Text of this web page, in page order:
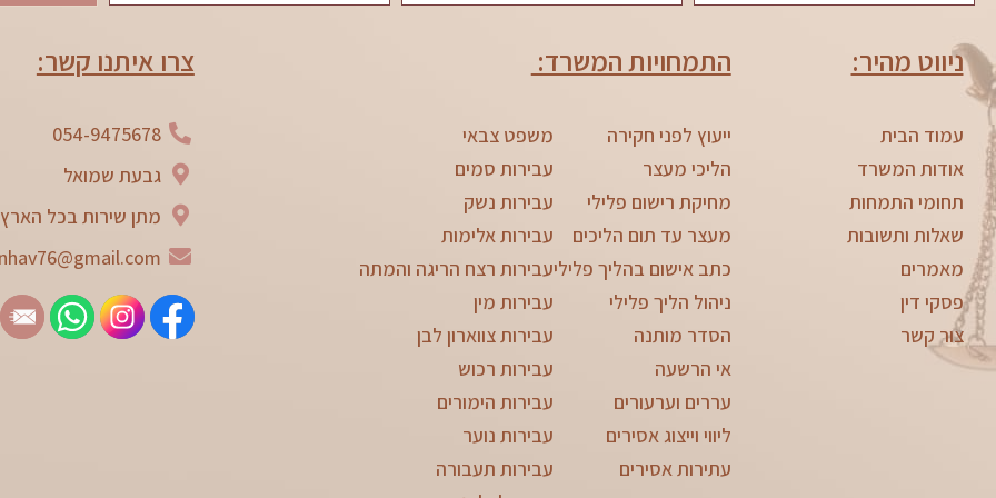
ניווט מהיר:
עמוד הבית
אודות המשרד
תחומי התמחות
שאלות ותשובות
מאמרים
פסקי דין
צור קשר
התמחויות המשרד:
ייעוץ לפני חקירה
הליכי מעצר
מחיקת רישום פלילי
מעצר עד תום הליכים
כתב אישום בהליך פלילי
ניהול הליך פלילי
הסדר מותנה
אי הרשעה
עררים וערעורים
ליווי וייצוג אסירים
עתירות אסירים
משפט צבאי
עבירות סמים
עבירות נשק
עבירות אלימות
עבירות רצח הריגה והמתה
עבירות מין
עבירות צווארון לבן
עבירות רכוש
עבירות הימורים
עבירות נוער
עבירות תעבורה
צרו איתנו קשר:
054-9475678
גבעת שמואל
מתן שירות בכל הארץ